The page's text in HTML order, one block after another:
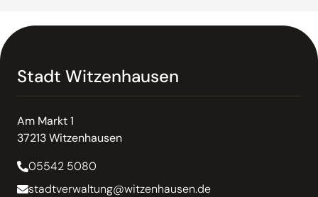
Stadt Witzenhausen
Am Markt 1
37213 Witzenhausen
05542 5080
stadtverwaltung@witzenhausen.de